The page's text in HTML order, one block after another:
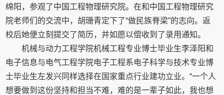
绵阳，参观了中国工程物理研究院。在和中国工程物理研究
院老师们的交流中，胡珊青定下了“做民族脊梁”的志向。返
校后她便立刻提交了简历，并如愿以偿收到了录用通知。
机械与动力工程学院机械工程专业博士毕业生李泽阳和
电子信息与电气工程学院电子工程系电子科学与技术专业博
士毕业生左发兴同样选择在国家重点行业建功立业。“一个人
想要做到这份坚持和担当不难，难的是一辈子如此，我也想